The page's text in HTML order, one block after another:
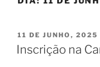
11 DE JUNHO, 2025
Inscrição na